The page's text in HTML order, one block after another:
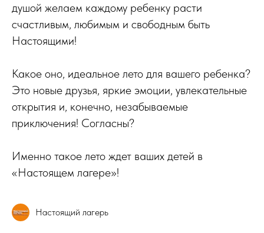
душой желаем каждому ребенку расти
счастливым, любимым и свободным быть
Настоящими!
Какое оно, идеальное лето для вашего ребенка?
Это новые друзья, яркие эмоции, увлекательные
открытия и, конечно, незабываемые
приключения! Согласны?
Именно такое лето ждет ваших детей в
«Настоящем лагере»!
Настоящий лагерь